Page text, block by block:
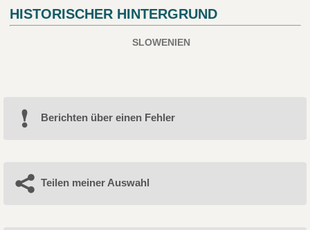
HISTORISCHER HINTERGRUND
SLOWENIEN
Berichten über einen Fehler
Teilen meiner Auswahl